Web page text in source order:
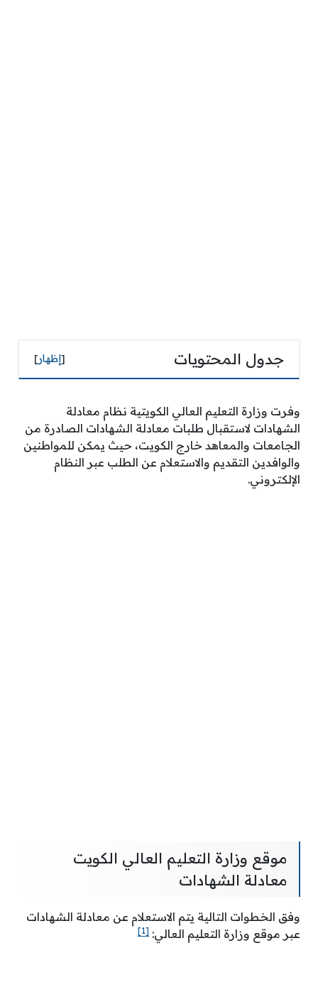
جدول المحتويات [ إظهار]
وفرت وزارة التعليم العالي الكويتية نظام معادلة
الشهادات لاستقبال طلبات معادلة الشهادات الصادرة من
الجامعات والمعاهد خارج الكويت، حيث يمكن للمواطنين
والوافدين التقديم والاستعلام عن الطلب عبر النظام
الإلكتروني.
موقع وزارة التعليم العالي الكويت
معادلة الشهادات
وفق الخطوات التالية يتم الاستعلام عن معادلة الشهادات
عبر موقع وزارة التعليم العالي: [1]